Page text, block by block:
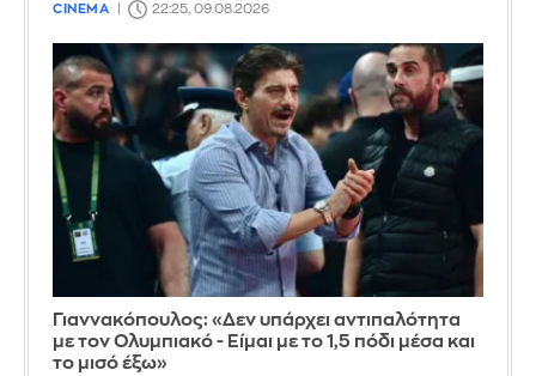
CINEMA 22:25, 09.08.2026
Γιαννακόπουλος: «Δεν υπάρχει αντιπαλότητα
με τον Ολυμπιακό - Είμαι με το 1,5 πόδι μέσα και
το μισό έξω»